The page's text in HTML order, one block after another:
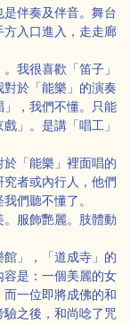
伴奏及伴音。舞台
入口進入，走走廊
我很喜歡「笛子」
於「能樂」的演奏
，我們不懂。只能
」。是講「唱工」
「能樂」裡面唱的
者或內行人，他們
們聽不懂了。
服飾艷麗。肢體動
」，「道成寺」的
是：一個美麗的女
一位即將成佛的和
之後，和尚唸了咒